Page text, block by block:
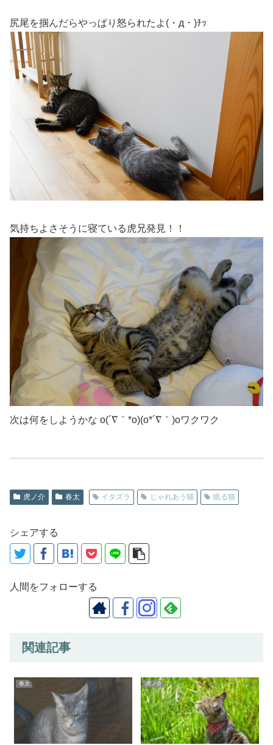
尻尾を掴んだらやっぱり怒られたよ(・д・)ﾁｯ
気持ちよさそうに寝ている虎兄発見！！
次は何をしようかな o(´∇｀*o)(o*´∇｀)oワクワク
虎ノ介 春太 イタズラ じゃれあう猫 眠る猫
シェアする
人間をフォローする
関連記事
春太 虎ノ介